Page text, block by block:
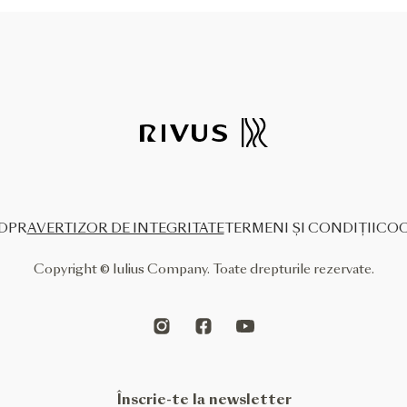
AVERTIZOR DE INTEGRITATETERMENI ȘI CONDIȚII
Copyright © Iulius Company. Toate drepturile rezervate.
Înscrie-te la newsletter